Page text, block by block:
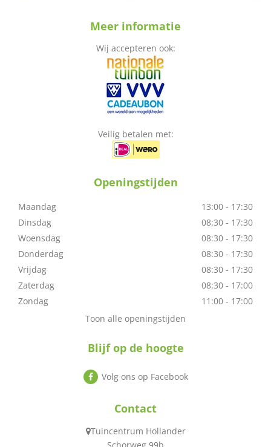
Meer informatie
Wij accepteren ook:
Veilig betalen met:
Openingstijden
Maandag
13:00 - 17:30
Dinsdag
08:30 - 17:30
Woensdag
08:30 - 17:30
Donderdag
08:30 - 17:30
Vrijdag
08:30 - 17:30
Zaterdag
08:30 - 17:00
Zondag
11:00 - 17:00
Toon alle openingstijden
Blijf op de hoogte
Volg ons op Facebook
Contact
Tuincentrum Hollander